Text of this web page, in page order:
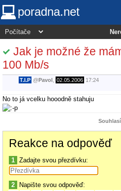
poradna.net
Jak je možné že
100 Mb/s
T.I.P @Pavol 02.05.2006 17:24
No to já vcelku hooodně stahuju
Reakce na odpověď
1 Zadajte svou přezdívku:
2 Napište svou odpověď: